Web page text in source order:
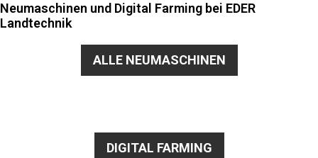
Neumaschinen und Digital Farming bei EDER
Landtechnik
ALLE NEUMASCHINEN
DIGITAL FARMING